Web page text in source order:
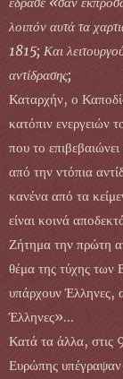
λοιπόν αυτά τα
1815; Και
αντίδρασης;
Καταρχήν, ο
κατόπιν ενεργειών
που το
από την ντόπια
κανένα από τα
είναι κοινά
Ζήτημα την πρώτη
θέμα της τύχης των
υπάρχουν Έλληνες,
Έλληνες»...
Κατά τα άλλα, στις
Ευρώπης υπέγραψαν